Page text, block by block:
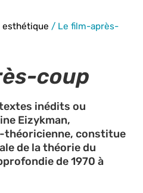
esthétique / Le film-après-
coup
inédits ou
Eizykman,
théoricienne, constitue
de la théorie du
de 1970 à